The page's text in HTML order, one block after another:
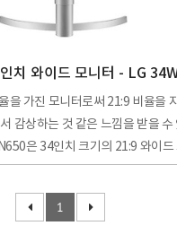
치 와이드 모니터 - LG
을 가진 모니터로써 21:9 비율을
감상하는 것 같은 느낌을 받을 수
은 34인치 크기의 21:9 와이드
한다. 21:9 모니터의 장점 모니
크기가 결정되어 왔다. VGA,
때는 4:3 비율의 모니터를 사용하
1